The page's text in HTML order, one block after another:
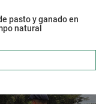
pasto y ganado en
natural